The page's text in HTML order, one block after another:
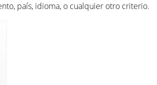
país, idioma, o cualquier otro criterio.